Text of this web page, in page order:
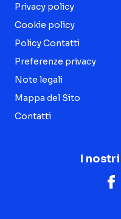
Privacy policy
Cookie policy
Policy Contatti
Preferenze privacy
Note legali
Mappa del Sito
Contatti
I